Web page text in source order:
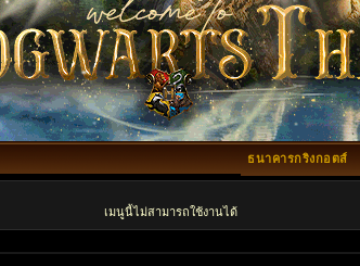
ธนาคารกริงกอตส์
เมนูนี้ไม่สามารถใช้งานได้